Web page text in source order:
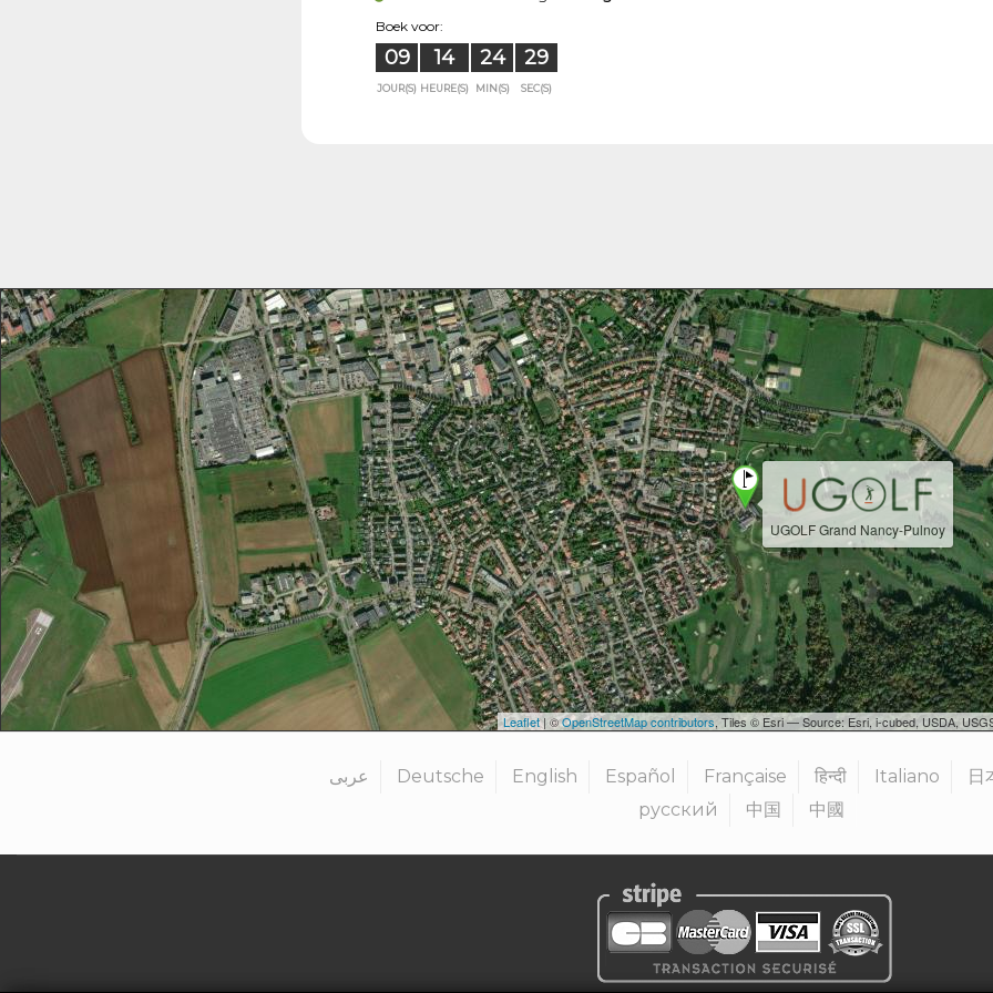
Boek voor:
09 14 24 28
JOUR(S) HEURE(S) MIN(S) SEC(S)
UGOLF Grand Nancy-Pulnoy
Leaflet| ©OpenStreetMap contributors , Tiles © Esri — Source: Esri, i-cubed, USDA,
عربى Deutsche English Español Française हिन्दी Italiano
日
русский
中国 中國